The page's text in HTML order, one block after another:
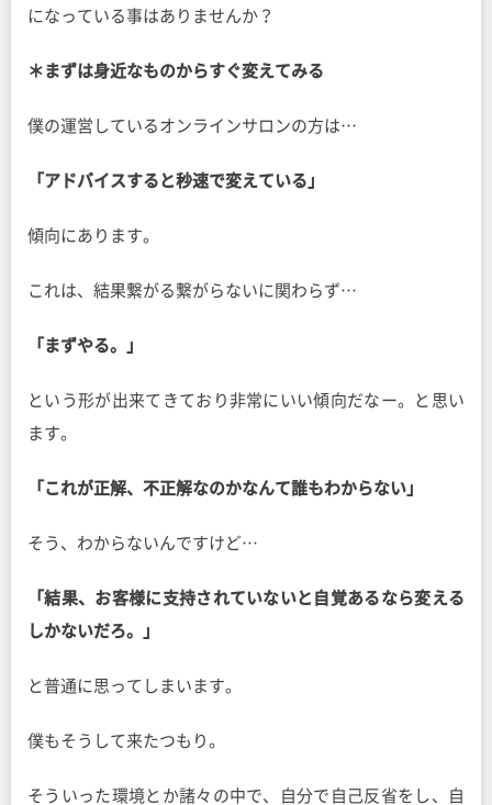
になっている事はありませんか？
＊まずは身近なものからすぐ変えてみる
僕の運営しているオンラインサロンの方は…
「アドバイスすると秒速で変えている」
傾向にあります。
これは、結果繋がる繋がらないに関わらず…
「まずやる。」
という形が出来てきており非常にいい傾向だなー。と思い
ます。
「これが正解、不正解なのかなんて誰もわからない」
そう、わからないんですけど…
「結果、お客様に支持されていないと自覚あるなら変える
しかないだろ。」
と普通に思ってしまいます。
僕もそうして来たつもり。
そういった環境とか諸々の中で、自分で自己反省をし、自